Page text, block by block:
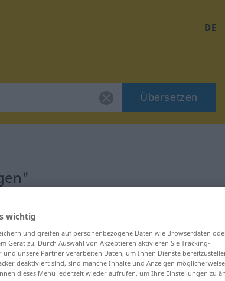
DE
Übersetzen
wichtig
und greifen auf personenbezogene Daten wie Browserdaten
Gerät zu. Durch Auswahl von Akzeptieren aktivieren Sie Tracking-
unsere Partner verarbeiten Daten, um Ihnen Dienste
deaktiviert sind, sind manche Inhalte und Anzeigen
dieses Menü jederzeit wieder aufrufen, um Ihre Einstellungen zu